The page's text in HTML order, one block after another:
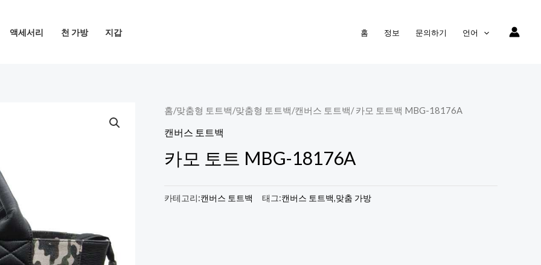
액세서리 천 가방 지갑 홈 정보 문의하기 언어
홈/맞춤형 토트백/맞춤형 토트백/캔버스 토트백/ 카모 토트백 MBG-18176A
캔버스 토트백
카모 토트 MBG-18176A
카테고리:캔버스 토트백 태그:캔버스 토트백,맞춤 가방